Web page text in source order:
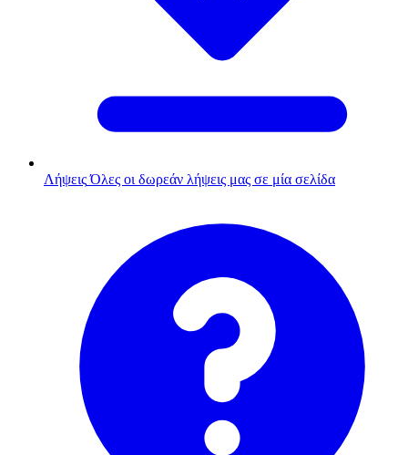
Λήψεις Όλες οι δωρεάν λήψεις μας σε μία σελίδα